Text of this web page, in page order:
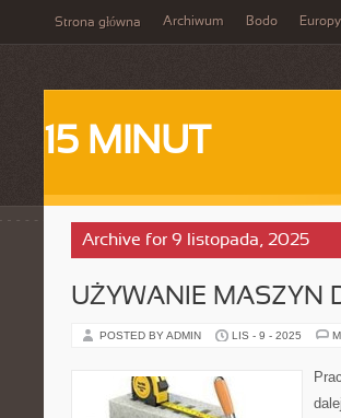
Strona główna Archiwum Bodo Europy
15 MINUT
Archive for 9 listopada, 2025
UŻYWANIE MASZYN
POSTED BY ADMIN LIS - 9 - 2025